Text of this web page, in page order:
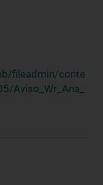
fileadmin/conte
Aviso_Wr_Ana_